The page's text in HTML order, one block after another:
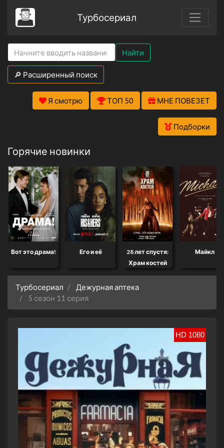
Турбосериал
Найти
🔎 Расширенный поиск
Я смотрю ТОП 50 МНЕ ПОВЕЗЕТ
Подборки
Горячие новинки
Вот это драма! Его и её
28 лет спустя:
Храм костей
Майкл
Турбосериал
Дежурная аптека
5 сезон 11 серия
HD 1080